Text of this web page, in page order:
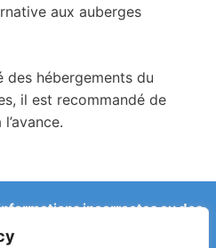
aux auberges
des hébergements du
il est recommandé de
incorrectes ou des
sur le Camino ?